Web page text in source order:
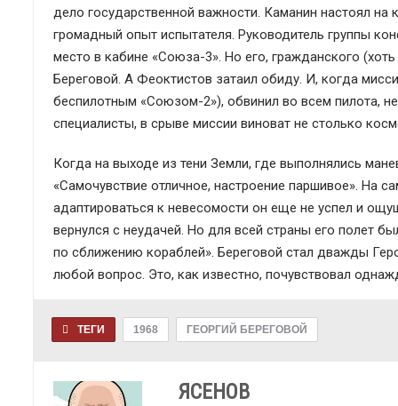
дело государственной важности. Каманин настоял
громадный опыт испытателя. Руководитель группы
место в кабине «Союза-3». Но его, гражданского
Береговой. А Феоктистов затаил обиду. И, когда
беспилотным «Союзом-2»), обвинил во всем пилота,
специалисты, в срыве миссии виноват не столько
Когда на выходе из тени Земли, где выполнялись
«Самочувствие отличное, настроение паршивое». На
адаптироваться к невесомости он еще не успел и
вернулся с неудачей. Но для всей страны его полет
по сближению кораблей». Береговой стал дважды
любой вопрос. Это, как известно, почувствовал
ТЕГИ 1968 ГЕОРГИЙ БЕРЕГОВОЙ
ЯСЕНОВ